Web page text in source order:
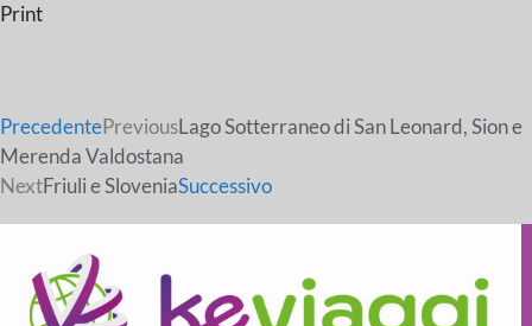
Print
PrecedentePreviousLago Sotterraneo di San Leonard, Sion e
Merenda Valdostana
NextFriuli e SloveniaSuccessivo